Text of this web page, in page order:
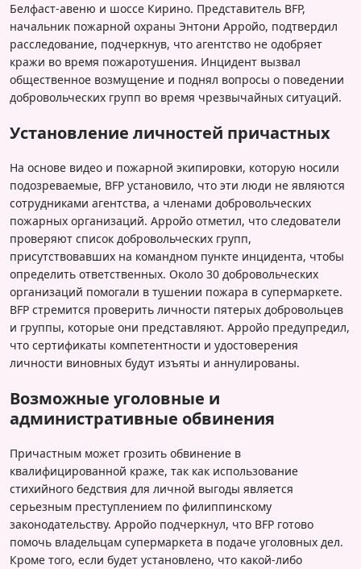
Белфаст-авеню и шоссе Кирино. Представитель BFP,
начальник пожарной охраны Энтони Арройо, подтвердил
расследование, подчеркнув, что агентство не одобряет
кражи во время пожаротушения. Инцидент вызвал
общественное возмущение и поднял вопросы о поведении
добровольческих групп во время чрезвычайных ситуаций.
Установление личностей причастных
На основе видео и пожарной экипировки, которую носили
подозреваемые, BFP установило, что эти люди не являются
сотрудниками агентства, а членами добровольческих
пожарных организаций. Арройо отметил, что следователи
проверяют список добровольческих групп,
присутствовавших на командном пункте инцидента, чтобы
определить ответственных. Около 30 добровольческих
организаций помогали в тушении пожара в супермаркете.
BFP стремится проверить личности пятерых добровольцев
и группы, которые они представляют. Арройо предупредил,
что сертификаты компетентности и удостоверения
личности виновных будут изъяты и аннулированы.
Возможные уголовные и
административные обвинения
Причастным может грозить обвинение в
квалифицированной краже, так как использование
стихийного бедствия для личной выгоды является
серьезным преступлением по филиппинскому
законодательству. Арройо подчеркнул, что BFP готово
помочь владельцам супермаркета в подаче уголовных дел.
Кроме того, если будет установлено, что какой-либо